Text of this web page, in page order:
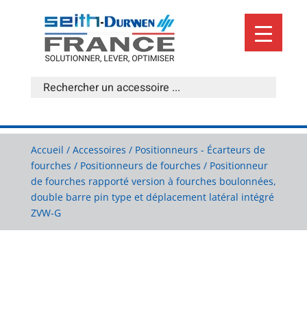
Accueil / Accessoires / Positionneurs - Écarteurs de
fourches / Positionneurs de fourches / Positionneur
de fourches rapporté version à fourches boulonnées,
double barre pin type et déplacement latéral intégré
ZVW-G